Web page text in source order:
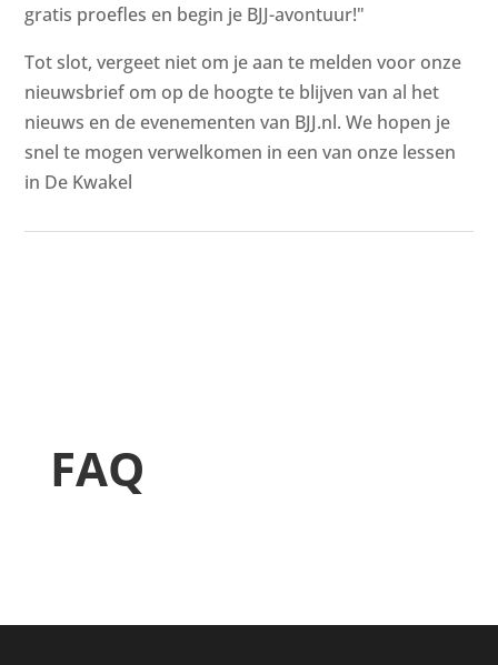
gratis proefles en begin je BJJ-avontuur!"
Tot slot, vergeet niet om je aan te melden voor onze
nieuwsbrief om op de hoogte te blijven van al het
nieuws en de evenementen van BJJ.nl. We hopen je
snel te mogen verwelkomen in een van onze lessen
in De Kwakel
FAQ